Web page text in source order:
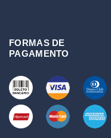
FORMAS DE
PAGAMENTO